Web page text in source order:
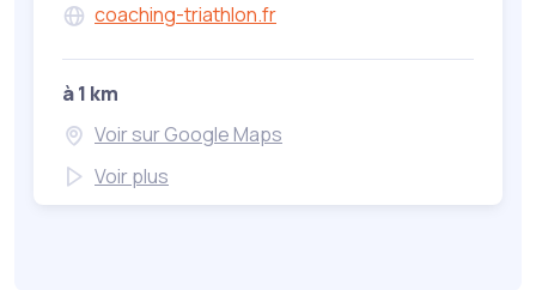
coaching-triathlon.fr
à 1 km
Voir sur Google Maps
Voir plus